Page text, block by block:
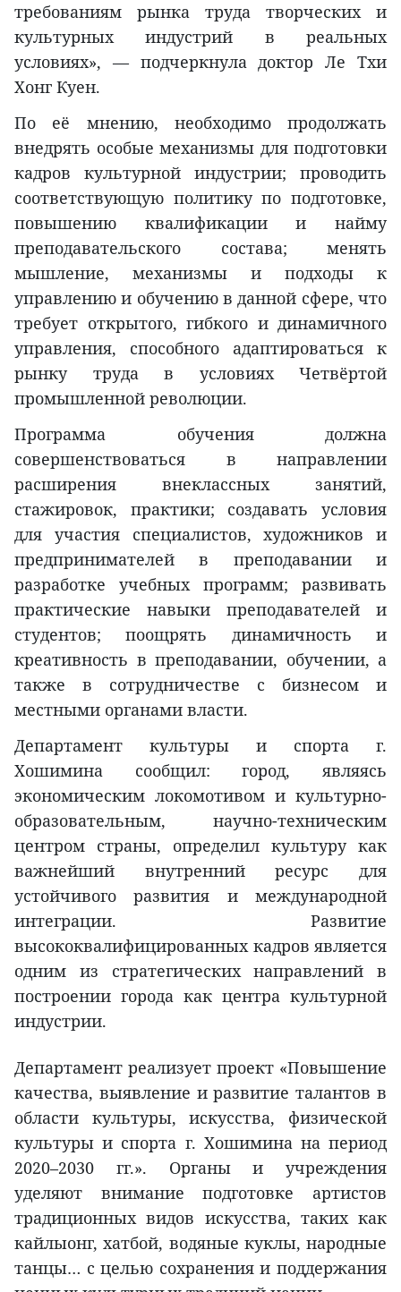
требованиям рынка труда творческих и
культурных индустрий в реальных
условиях», — подчеркнула доктор Ле Тхи
Хонг Куен.
По её мнению, необходимо продолжать
внедрять особые механизмы для подготовки
кадров культурной индустрии; проводить
соответствующую политику по подготовке,
повышению квалификации и найму
преподавательского состава; менять
мышление, механизмы и подходы к
управлению и обучению в данной сфере, что
требует открытого, гибкого и динамичного
управления, способного адаптироваться к
рынку труда в условиях Четвёртой
промышленной революции.
Программа обучения должна
совершенствоваться в направлении
расширения внеклассных занятий,
стажировок, практики; создавать условия
для участия специалистов, художников и
предпринимателей в преподавании и
разработке учебных программ; развивать
практические навыки преподавателей и
студентов; поощрять динамичность и
креативность в преподавании, обучении, а
также в сотрудничестве с бизнесом и
местными органами власти.
Департамент культуры и спорта г.
Хошимина сообщил: город, являясь
экономическим локомотивом и культурно-
образовательным, научно-техническим
центром страны, определил культуру как
важнейший внутренний ресурс для
устойчивого развития и международной
интеграции. Развитие
высококвалифицированных кадров является
одним из стратегических направлений в
построении города как центра культурной
индустрии.
Департамент реализует проект «Повышение
качества, выявление и развитие талантов в
области культуры, искусства, физической
культуры и спорта г. Хошимина на период
2020–2030 гг.». Органы и учреждения
уделяют внимание подготовке артистов
традиционных видов искусства, таких как
кайлыонг, хатбой, водяные куклы, народные
танцы… с целью сохранения и поддержания